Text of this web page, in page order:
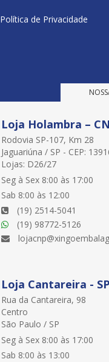
Política de Privacidade
Loja Holambra –
Rodovia SP-107, Km 28
Jaguariúna / SP - CEP:
Lojas: D26/27
Seg à Sex 8:00 às 17:00
Sab 8:00 às 12:00
(19) 2514-5041
(19) 98772-5126
Loja Cantareira - SP
Rua da Cantareira, 98
Centro
São Paulo / SP
Seg à Sex 8:00 às 17:00
Sab 8:00 às 13:00